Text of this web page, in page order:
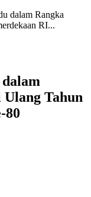
dalam Rangka
RI...
Tahun
80